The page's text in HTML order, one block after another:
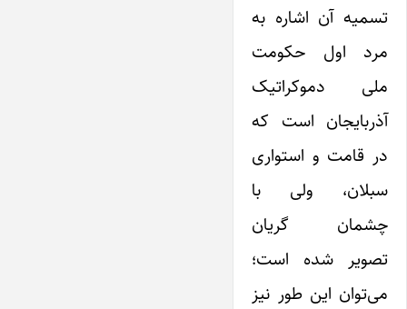
تسمیه آن اشاره به
مرد اول حکومت
ملی دموکراتیک
آذربایجان است که
در قامت و استواری
سبلان، ولی با
چشمان گریان
تصویر شده است؛
می‌توان این طور نیز